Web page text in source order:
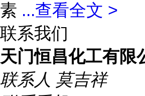
素 ...查看全文 >
联系我们
天门恒昌化工有限
联系人 莫吉祥